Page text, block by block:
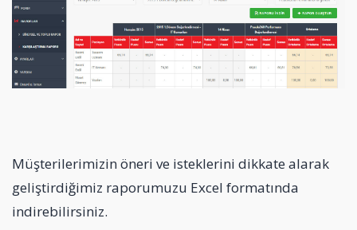
Müşterilerimizin öneri ve isteklerini dikkate alarak
geliştirdiğimiz raporumuzu Excel formatında
indirebilirsiniz.